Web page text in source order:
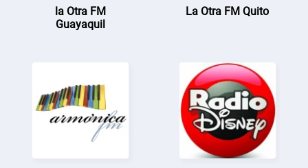
la Otra FM
Guayaquil
La Otra FM Quito